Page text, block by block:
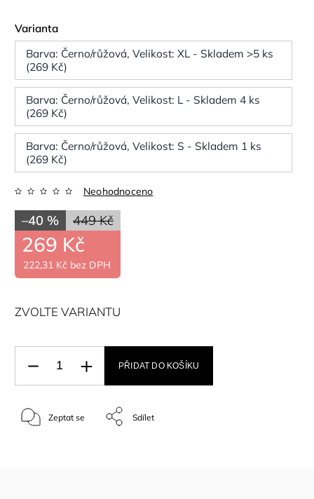
Varianta
Barva: Černo/růžová, Velikost: XL - Skladem >5 ks
(269 Kč)
Barva: Černo/růžová, Velikost: L - Skladem 4 ks
(269 Kč)
Barva: Černo/růžová, Velikost: S - Skladem 1 ks
(269 Kč)
Neohodnoceno
449 Kč
–40 %
269 Kč
222,31 Kč bez DPH
ZVOLTE VARIANTU
PŘIDAT DO KOŠÍKU
Zeptat se Sdílet